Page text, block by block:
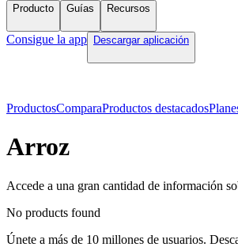
Producto Guías Recursos
Consigue la app Descargar aplicación
ProductosComparaProductos destacados
Arroz
Accede a una gran cantidad de información
No products found
Únete a más de 10 millones de usuarios.